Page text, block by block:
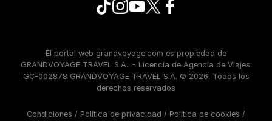
El portal web grandvoyage.com es propiedad de
GRANDVOYAGE TRAVEL S.A.. - Licencia de Agencia de Viajes:
GC-002878 GRANDVOYAGE TRAVEL S.A. © 2026. Todos los
derechos reservados
Condiciones / Política de privacidad / Política de cookies /